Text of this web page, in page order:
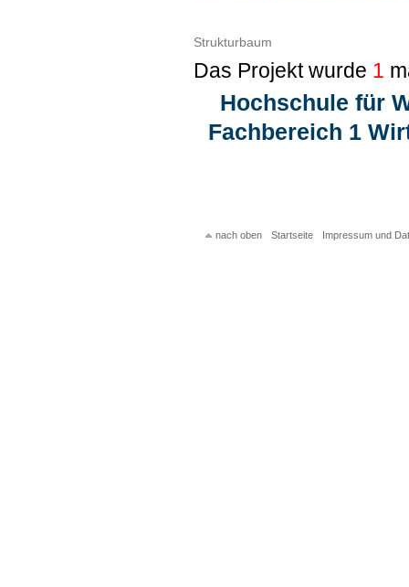
Strukturbaum
Das Projekt wurde 1
Hochschule für
Fachbereich 1
nach oben Startseite Impressum und